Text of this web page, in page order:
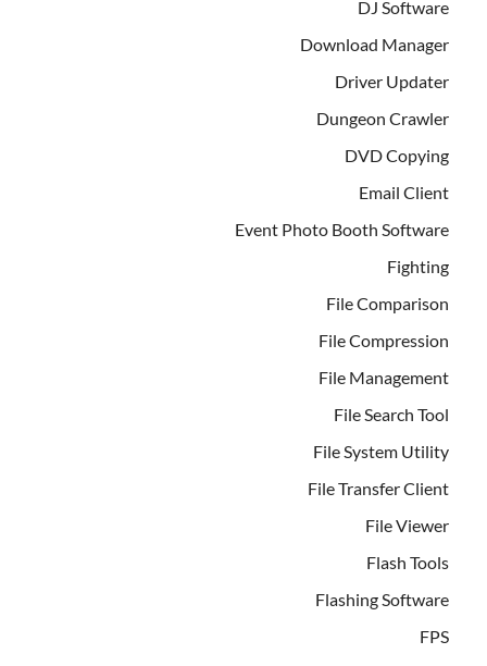
DJ Software
Download Manager
Driver Updater
Dungeon Crawler
DVD Copying
Email Client
Event Photo Booth Software
Fighting
File Comparison
File Compression
File Management
File Search Tool
File System Utility
File Transfer Client
File Viewer
Flash Tools
Flashing Software
FPS